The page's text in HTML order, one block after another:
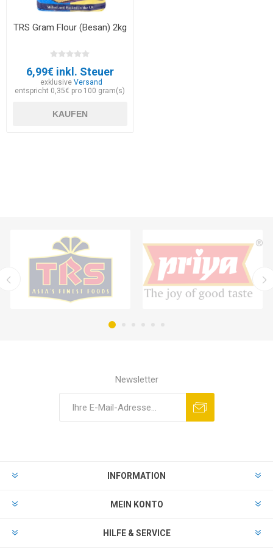
TRS Gram Flour (Besan) 2kg
6,99€ inkl. Steuer
exklusiveVersand
entspricht 0,35€ pro 100 gram(s)
KAUFEN
Newsletter
INFORMATION
MEIN KONTO
HILFE & SERVICE